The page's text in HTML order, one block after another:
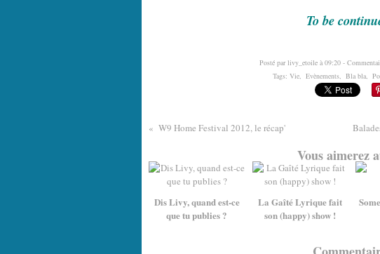
To be
Posté par livy_etoile à 09:20 -
Tags: Vie, Evènements, Bla bla,
W9 Home Festival 2012, le récap'
Vous aimerez
Dis Livy, quand est-ce
que tu publies ?
La Gaîté Lyrique fait
son (happy) show !